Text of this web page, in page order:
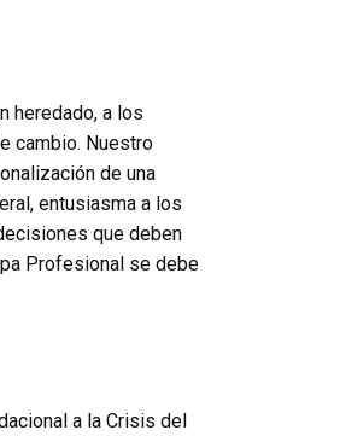
heredado, a los
cambio. Nuestro
de una
entusiasma a los
que deben
Profesional se debe
a la Crisis del